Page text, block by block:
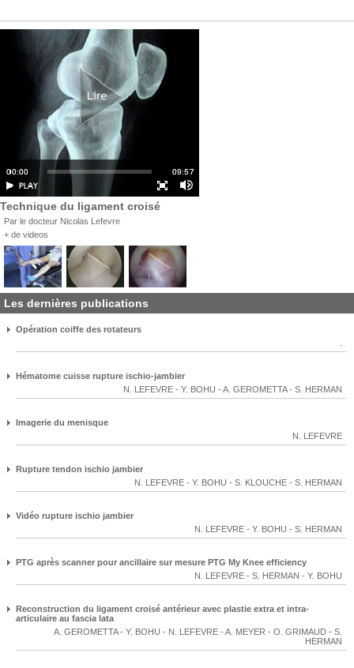
Technique du ligament croisé
Par le docteur Nicolas Lefevre
+ de videos
Les dernières publications
Opération coiffe des rotateurs
Hématome cuisse rupture ischio-jambier
N. LEFEVRE - Y. BOHU - A. GEROMETTA- S. HERMAN
Imagerie du menisque
N. LEFEVRE
Rupture tendon ischio jambier
N. LEFEVRE - Y. BOHU - S. KLOUCHE - S. HERMAN
Vidéo rupture ischio jambier
N. LEFEVRE - Y. BOHU - S. HERMAN
PTG après scanner pour ancillaire sur mesure PTG My Knee efficiency
N. LEFEVRE - S. HERMAN - Y. BOHU
Reconstruction du ligament croisé antérieur avec plastie extra et intra-
articulaire au fascia lata
A. GEROMETTA- Y. BOHU - N. LEFEVRE - A. MEYER - O. GRIMAUD - S.
HERMAN